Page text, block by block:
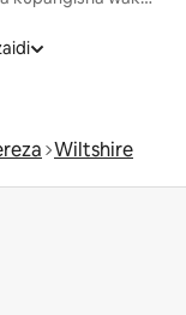
Wiltshire